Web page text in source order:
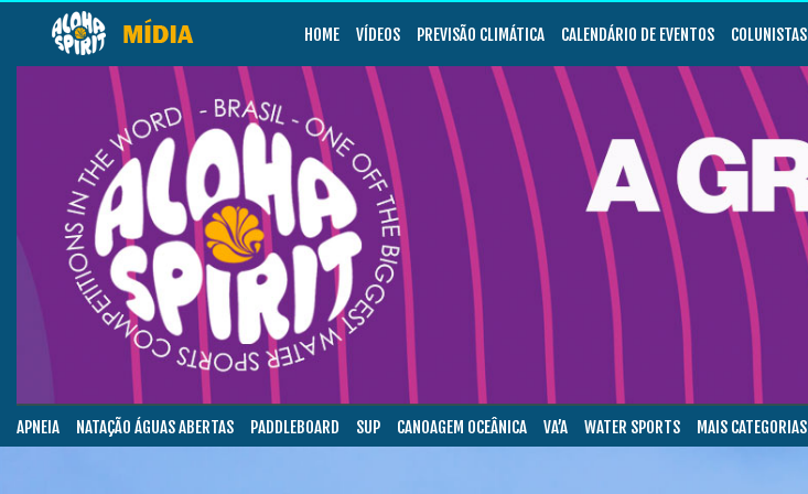
HOME VÍDEOS PREVISÃO CLIMÁTICA CALENDÁRIO DE EVENTOS COLUNISTAS
APNEIA NATAÇÃO ÁGUAS ABERTAS PADDLEBOARD SUP CANOAGEM OCEÂNICA VA’A WATER SPORTS MAIS CATEGORIAS